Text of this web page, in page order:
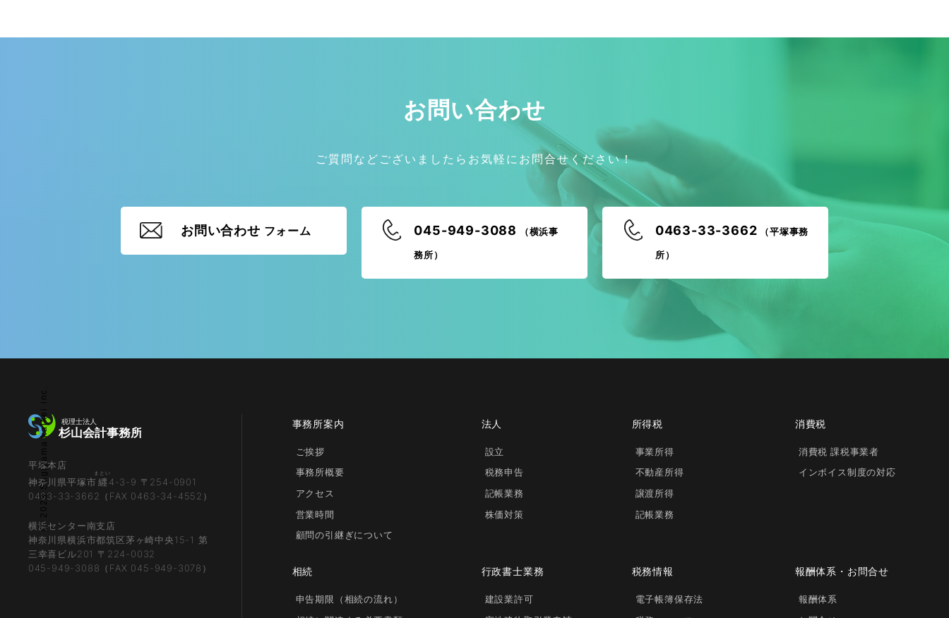
お問い合わせ
ご質問などございましたらお気軽にお問合せください！
お問い合わせ フォーム 045-949-3088 （横浜事
務所）
0463-33-3662 （平塚事務
所）
© 2023 Sugiyama kaikei inc.
平塚本店
神奈川県平塚市纒
まとい
4-3-9 〒254-0901
0463-33-3662（FAX 0463-34-4552）
横浜センター南支店
神奈川県横浜市都筑区茅ヶ崎中央15-1 第
三幸喜ビル201 〒224-0032
045-949-3088（FAX 045-949-3078）
事務所案内
ご挨拶
事務所概要
アクセス
営業時間
顧問の引継ぎについて
法人
設立
税務申告
記帳業務
株価対策
所得税
事業所得
不動産所得
譲渡所得
記帳業務
消費税
消費税 課税事業者
インボイス制度の対応
相続
申告期限（相続の流れ）
行政書士業務
建設業許可
税務情報
電子帳簿保存法
報酬体系・お問合せ
報酬体系